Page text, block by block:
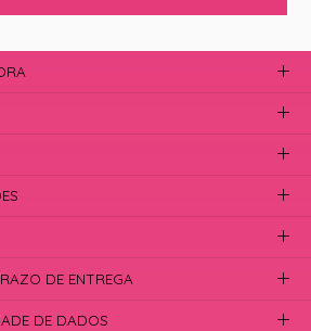
DE ENTREGA
DE DADOS